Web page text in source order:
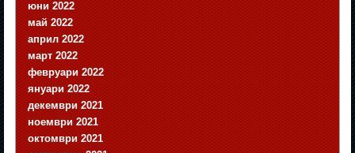
юни 2022
май 2022
април 2022
март 2022
февруари 2022
януари 2022
декември 2021
ноември 2021
октомври 2021